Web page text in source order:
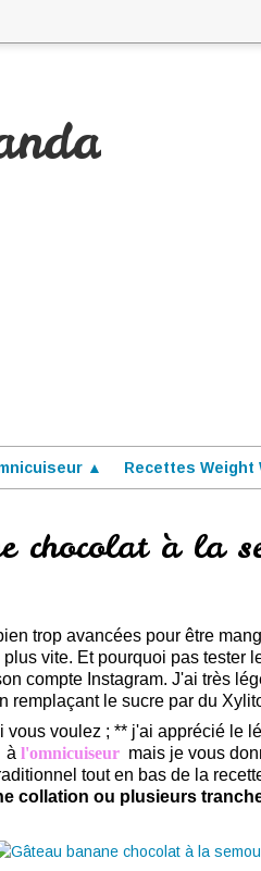
▲ Recettes Weight
chocolat à la
trop avancées pour être
plus vite. Et pourquoi pas tester
compte Instagram. J'ai très
remplaçant le sucre par du
vous voulez ; ** j'ai apprécié le
à l'omnicuiseur mais je vous
tout en bas de la
collation ou plusieurs